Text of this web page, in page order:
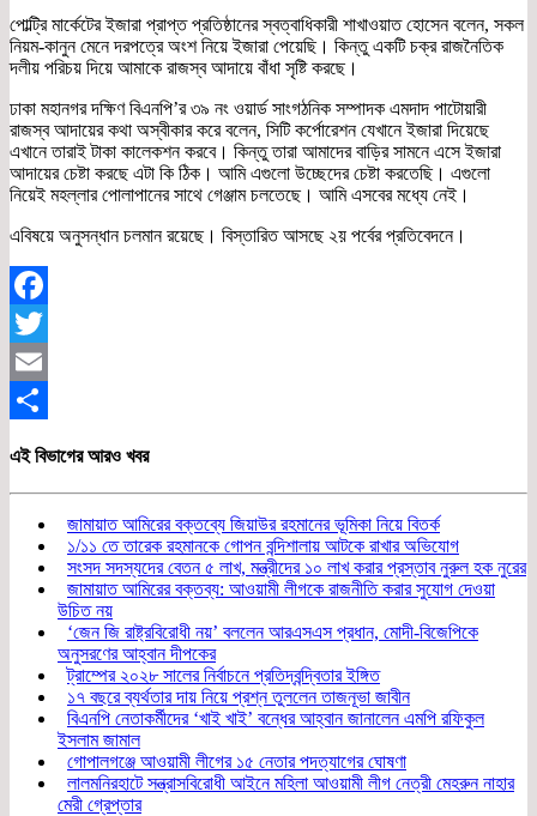
পোল্ট্রি মার্কেটের ইজারা প্রাপ্ত প্রতিষ্ঠানের স্বত্বাধিকারী শাখাওয়াত হোসেন বলেন, সকল
নিয়ম-কানুন মেনে দরপত্রে অংশ নিয়ে ইজারা পেয়েছি। কিন্তু একটি চক্র রাজনৈতিক
দলীয় পরিচয় দিয়ে আমাকে রাজস্ব আদায়ে বাঁধা সৃষ্টি করছে।
ঢাকা মহানগর দক্ষিণ বিএনপি’র ৩৯ নং ওয়ার্ড সাংগঠনিক সম্পাদক এমদাদ পাটোয়ারী
রাজস্ব আদায়ের কথা অস্বীকার করে বলেন, সিটি কর্পোরেশন যেখানে ইজারা দিয়েছে
এখানে তারাই টাকা কালেকশন করবে। কিন্তু তারা আমাদের বাড়ির সামনে এসে ইজারা
আদায়ের চেষ্টা করছে এটা কি ঠিক। আমি এগুলো উচ্ছেদের চেষ্টা করতেছি। এগুলো
নিয়েই মহল্লার পোলাপানের সাথে গেঞ্জাম চলতেছে। আমি এসবের মধ্যে নেই।
এবিষয়ে অনুসন্ধান চলমান রয়েছে। বিস্তারিত আসছে ২য় পর্বের প্রতিবেদনে।
Facebook
Twitter
Email
এই বিভাগের আরও খবর
জামায়াত আমিরের বক্তব্যে জিয়াউর রহমানের ভূমিকা নিয়ে বিতর্ক
১/১১ তে তারেক রহমানকে গোপন বন্দিশালায় আটকে রাখার অভিযোগ
সংসদ সদস্যদের বেতন ৫ লাখ, মন্ত্রীদের ১০ লাখ করার প্রস্তাব নুরুল হক নুরের
জামায়াত আমিরের বক্তব্য: আওয়ামী লীগকে রাজনীতি করার সুযোগ দেওয়া
উচিত নয়
‘জেন জি রাষ্ট্রবিরোধী নয়’ বললেন আরএসএস প্রধান, মোদী-বিজেপিকে
অনুসরণের আহ্বান দীপকের
ট্রাম্পের ২০২৮ সালের নির্বাচনে প্রতিদ্বন্দ্বিতার ইঙ্গিত
১৭ বছরে ব্যর্থতার দায় নিয়ে প্রশ্ন তুললেন তাজনূভা জাবীন
বিএনপি নেতাকর্মীদের ‘খাই খাই’ বন্ধের আহ্বান জানালেন এমপি রফিকুল
ইসলাম জামাল
গোপালগঞ্জে আওয়ামী লীগের ১৫ নেতার পদত্যাগের ঘোষণা
লালমনিরহাটে সন্ত্রাসবিরোধী আইনে মহিলা আওয়ামী লীগ নেত্রী মেহরুন নাহার
মেরী গ্রেপ্তার